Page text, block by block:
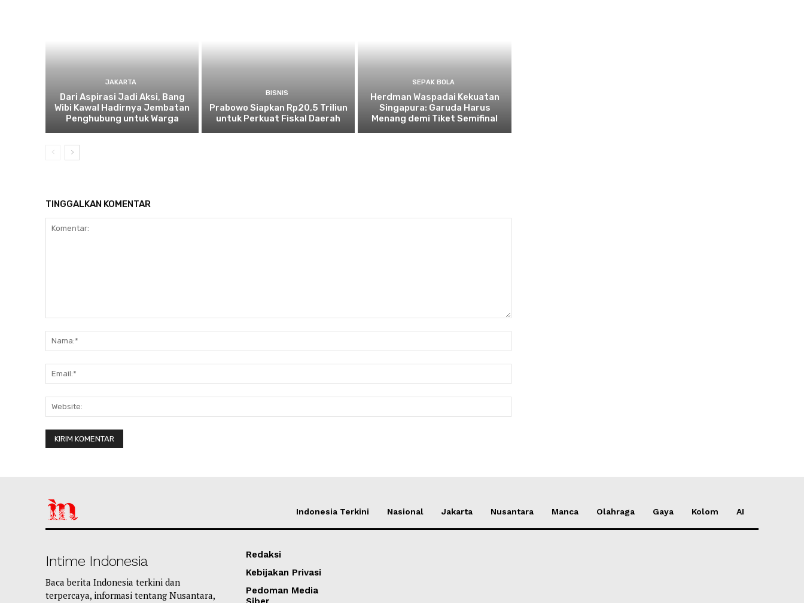
JAKARTA
Dari Aspirasi Jadi Aksi, Bang
Wibi Kawal Hadirnya Jembatan
Penghubung untuk Warga
BISNIS
Prabowo Siapkan Rp20,5 Triliun
untuk Perkuat Fiskal Daerah
SEPAK BOLA
Herdman Waspadai Kekuatan
Singapura: Garuda Harus
Menang demi Tiket Semifinal
TINGGALKAN KOMENTAR
Indonesia Terkini Nasional Jakarta Nusantara Manca Olahraga Gaya Kolom AI
Intime Indonesia
Baca berita Indonesia terkini dan
terpercaya, informasi tentang Nusantara,
Redaksi
Kebijakan Privasi
Pedoman Media